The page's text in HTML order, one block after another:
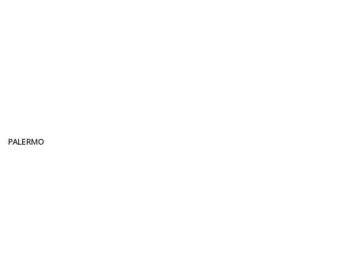
PALERMO